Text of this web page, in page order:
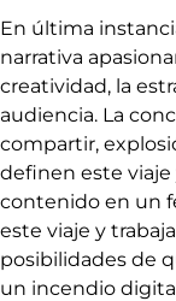
En última
narrativa
creatividad, la
audiencia. La
compartir,
definen este
contenido en un
este viaje y
posibilidades de
un incendio